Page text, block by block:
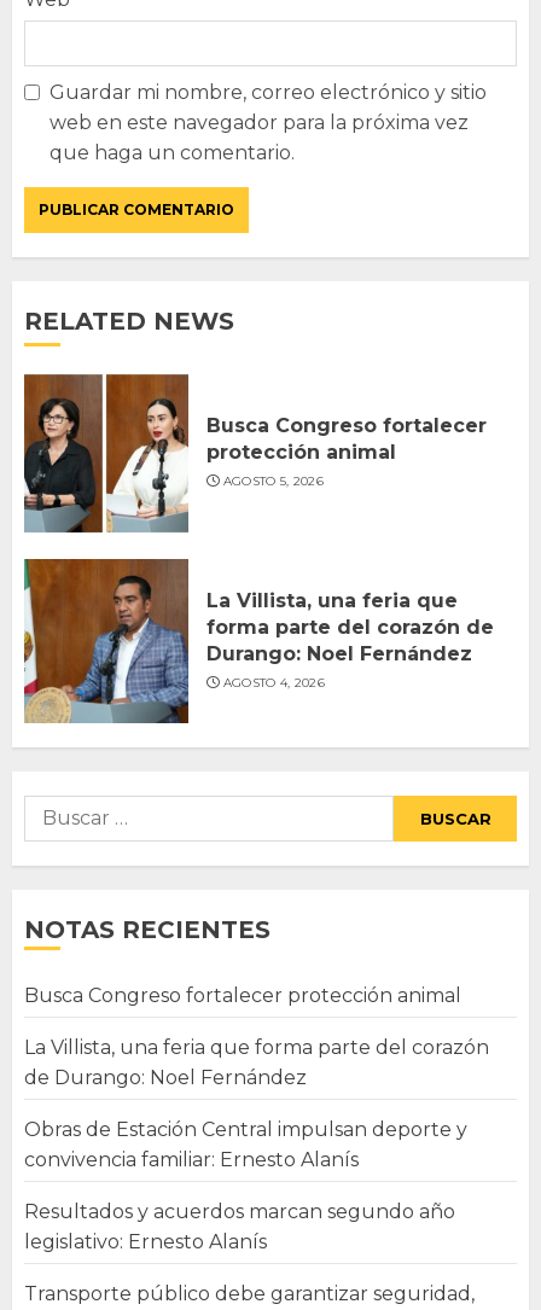
Guardar mi nombre, correo electrónico y sitio
web en este navegador para la próxima vez
que haga un comentario.
RELATED NEWS
Busca Congreso fortalecer
protección animal
AGOSTO 5, 2026
La Villista, una feria que
forma parte del corazón de
Durango: Noel Fernández
AGOSTO 4, 2026
Buscar:
NOTAS RECIENTES
Busca Congreso fortalecer protección animal
La Villista, una feria que forma parte del corazón
de Durango: Noel Fernández
Obras de Estación Central impulsan deporte y
convivencia familiar: Ernesto Alanís
Resultados y acuerdos marcan segundo año
legislativo: Ernesto Alanís
Transporte público debe garantizar seguridad,